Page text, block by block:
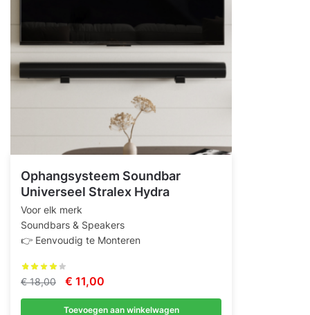
Ophangsysteem Soundbar
Universeel Stralex Hydra
Voor elk merk
Soundbars & Speakers
👉 Eenvoudig te Monteren
€18,00
Oorspronkelijke
prijs
€ 11,00
prijs
Toevoegen aan winkelwagen